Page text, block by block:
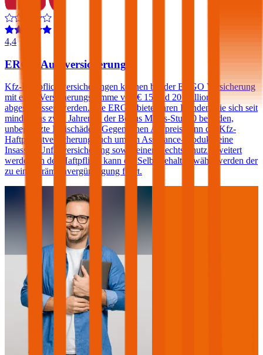
4,4
ERGO Autoversicherung
Kfz-Haftpflichtversicherungen können bei der ERGO Versicherung
mit einer Versicherungssumme von € 15 und 20 Millionen
abgeschlossen werden. Die ERGO bietet ihren Kunden, die sich seit
mindestens zwei Jahren in der Bonus Malus-Stufe 0 befinden,
unbegrenzte Freischäden. Gegen einen Aufpreis kann die Kfz-
Haftpflichtversicherung auch um ein Assistance-Produkt, eine
Insassen-Unfallversicherung sowie einen Rechtsschutz erweitert
werden. In der Haftpflicht kann ein Selbstbehalt gewählt werden der
zu einer Prämienvergünstigung führt.